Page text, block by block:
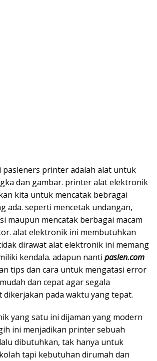
pasleners printer adalah alat untuk
dan gambar. printer alat elektronik
kita untuk mencatak bebragai
ada. seperti mencetak undangan,
maupun mencatak berbagai macam
alat elektronik ini membutuhkan
dirawat alat elektronik ini memang
kendala. adapun nanti paslen.com
tips dan cara untuk mengatasi error
dan cepat agar segala
dikerjakan pada waktu yang tepat.
yang satu ini dijaman yang modern
ini menjadikan printer sebuah
dibutuhkan, tak hanya untuk
tapi kebutuhan dirumah dan